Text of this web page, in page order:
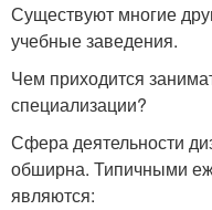
Существуют многие
учебные заведения.
Чем приходится
специализации?
Сфера деятельности
обширна. Типичными
являются: